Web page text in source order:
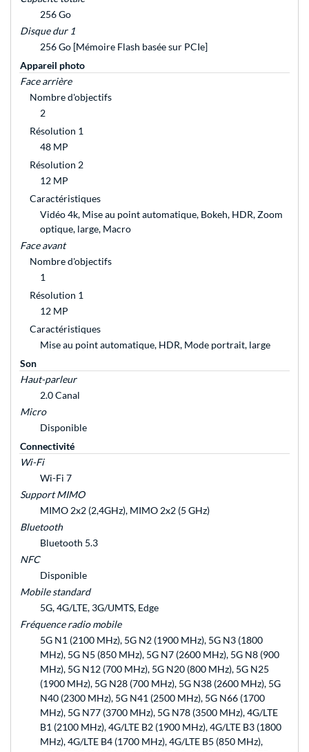
256 Go
Disque dur 1
256 Go [Mémoire Flash basée sur PCIe]
Appareil photo
Face arrière
Nombre d'objectifs
2
Résolution 1
48 MP
Résolution 2
12 MP
Caractéristiques
Vidéo 4k, Mise au point automatique, Bokeh, HDR, Zoom
optique, large, Macro
Face avant
Nombre d'objectifs
1
Résolution 1
12 MP
Caractéristiques
Mise au point automatique, HDR, Mode portrait, large
Son
Haut-parleur
2.0 Canal
Micro
Disponible
Connectivité
Wi-Fi
Wi-Fi 7
Support MIMO
MIMO 2x2 (2,4GHz), MIMO 2x2 (5 GHz)
Bluetooth
Bluetooth 5.3
NFC
Disponible
Mobile standard
5G, 4G/LTE, 3G/UMTS, Edge
Fréquence radio mobile
5G N1 (2100 MHz), 5G N2 (1900 MHz), 5G N3 (1800
MHz), 5G N5 (850 MHz), 5G N7 (2600 MHz), 5G N8 (900
MHz), 5G N12 (700 MHz), 5G N20 (800 MHz), 5G N25
(1900 MHz), 5G N28 (700 MHz), 5G N38 (2600 MHz), 5G
N40 (2300 MHz), 5G N41 (2500 MHz), 5G N66 (1700
MHz), 5G N77 (3700 MHz), 5G N78 (3500 MHz), 4G/LTE
B1 (2100 MHz), 4G/LTE B2 (1900 MHz), 4G/LTE B3 (1800
MHz), 4G/LTE B4 (1700 MHz), 4G/LTE B5 (850 MHz),